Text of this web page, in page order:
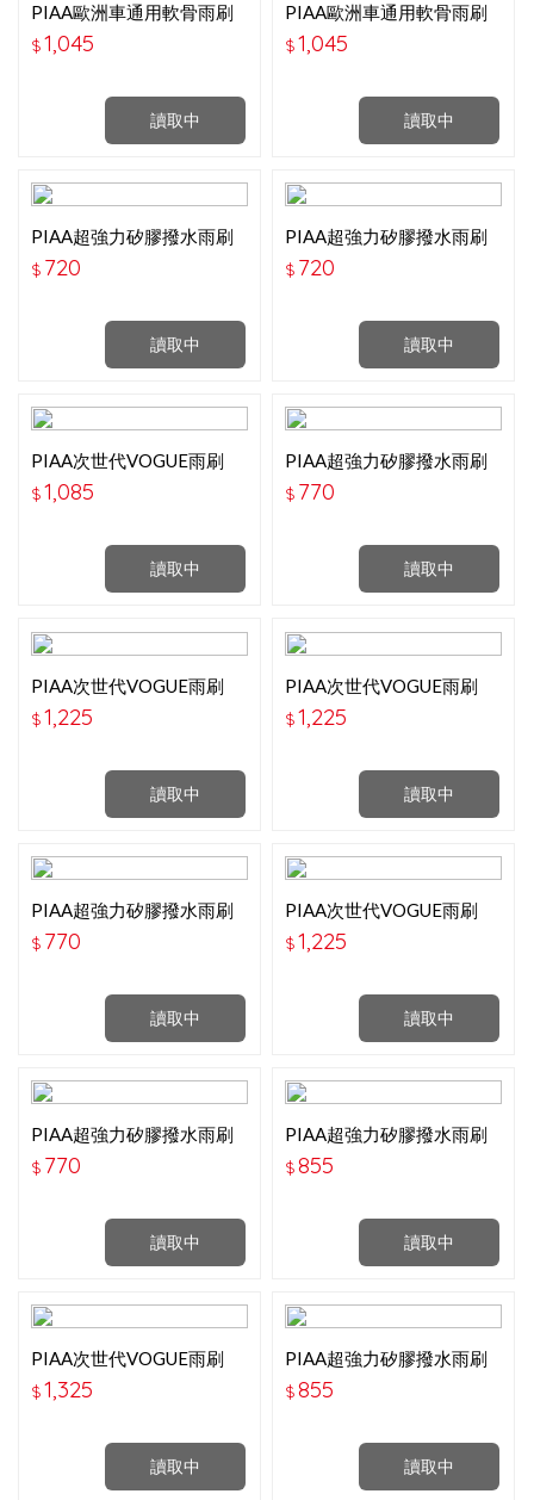
讀取中
PIAA歐洲車通用軟骨雨刷
14吋-P97035B
$1,045
讀取中
PIAA歐洲車通用軟骨雨刷
18吋
$1,045
讀取中
PIAA超強力矽膠撥水雨刷
(12吋)
$ 720
讀取中
PIAA超強力矽膠撥水雨刷
(14吋)
$ 720
讀取中
PIAA次世代VOGUE雨刷
(14吋)
$1,085
讀取中
PIAA超強力矽膠撥水雨刷
(16吋)
$ 770
讀取中
PIAA次世代VOGUE雨刷
(16吋)
$1,225
讀取中
PIAA次世代VOGUE雨刷
(18吋)
$1,225
讀取中
PIAA超強力矽膠撥水雨刷
(18吋)
$ 770
讀取中
PIAA次世代VOGUE雨刷
(19吋)
$1,225
讀取中
PIAA超強力矽膠撥水雨刷
(19吋)
$ 770
讀取中
PIAA超強力矽膠撥水雨刷
(20吋)
$855
讀取中
PIAA次世代VOGUE雨刷
(20吋)
$1,325
讀取中
PIAA超強力矽膠撥水雨刷
(21吋)
$855